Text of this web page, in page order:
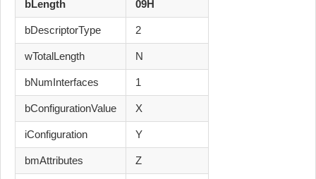
bLength 09H
bDescriptorType 2
wTotalLength N
bNumInterfaces 1
bConfigurationValue X
iConfiguration Y
bmAttributes Z